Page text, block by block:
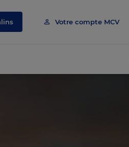
Votre compte MCV